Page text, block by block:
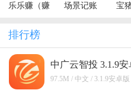
乐乐赚（赚
场景记账 宝
排行榜
中广云智投 3.1.9安
97.5M / 中文 / 3.1.9安卓版